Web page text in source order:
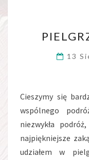
13
Cieszymy się
wspólnego
niezwykła
najpiękniejsze
udziałem w